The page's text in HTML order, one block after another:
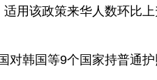
用该政策来华人数环比上
韩国等9个国家持普通护